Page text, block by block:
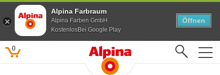
0
Alpina Farbraum
Alpina Farben GmbH
KostenlosBei Google Play
Öffnen